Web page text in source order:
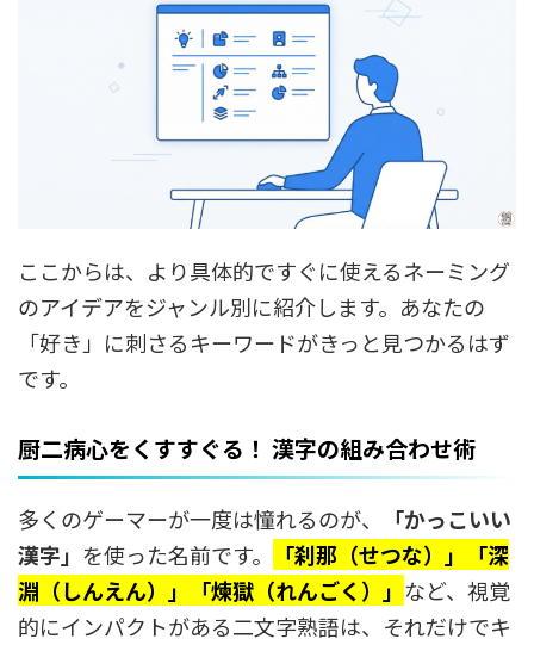
ここからは、より具体的ですぐに使えるネーミング
のアイデアをジャンル別に紹介します。あなたの
「好き」に刺さるキーワードがきっと見つかるはず
です。
厨二病心をくすすぐる！ 漢字の組み合わせ術
多くのゲーマーが一度は憧れるのが、
「かっこいい
漢字」 を使った名前です。
「刹那（せつな）」「深
淵（しんえん）」「煉獄（れんごく）」 など、視覚
的にインパクトがある二文字熟語は、それだけでキ